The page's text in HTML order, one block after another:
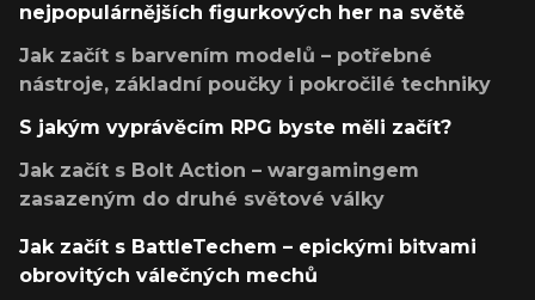
nejpopulárnějších figurkových her na světě
Jak začít s barvením modelů – potřebné
nástroje, základní poučky i pokročilé techniky
S jakým vyprávěcím RPG byste měli začít?
Jak začít s Bolt Action – wargamingem
zasazeným do druhé světové války
Jak začít s BattleTechem – epickými bitvami
obrovitých válečných mechů